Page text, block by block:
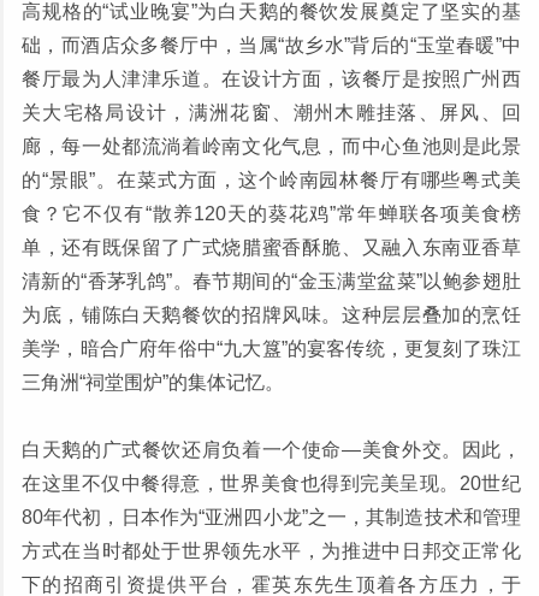
高规格的“试业晚宴”为白天鹅的餐饮发展奠定了坚实的基
础，而酒店众多餐厅中，当属“故乡水”背后的“玉堂春暖”中
餐厅最为人津津乐道。在设计方面，该餐厅是按照广州西
关大宅格局设计，满洲花窗、潮州木雕挂落、屏风、回
廊，每一处都流淌着岭南文化气息，而中心鱼池则是此景
的“景眼”。在菜式方面，这个岭南园林餐厅有哪些粤式美
食？它不仅有“散养120天的葵花鸡”常年蝉联各项美食榜
单，还有既保留了广式烧腊蜜香酥脆、又融入东南亚香草
清新的“香茅乳鸽”。春节期间的“金玉满堂盆菜”以鲍参翅肚
为底，铺陈白天鹅餐饮的招牌风味。这种层层叠加的烹饪
美学，暗合广府年俗中“九大簋”的宴客传统，更复刻了珠江
三角洲“祠堂围炉”的集体记忆。
白天鹅的广式餐饮还肩负着一个使命—美食外交。因此，
在这里不仅中餐得意，世界美食也得到完美呈现。20世纪
80年代初，日本作为“亚洲四小龙”之一，其制造技术和管理
方式在当时都处于世界领先水平，为推进中日邦交正常化
下的招商引资提供平台，霍英东先生顶着各方压力，于